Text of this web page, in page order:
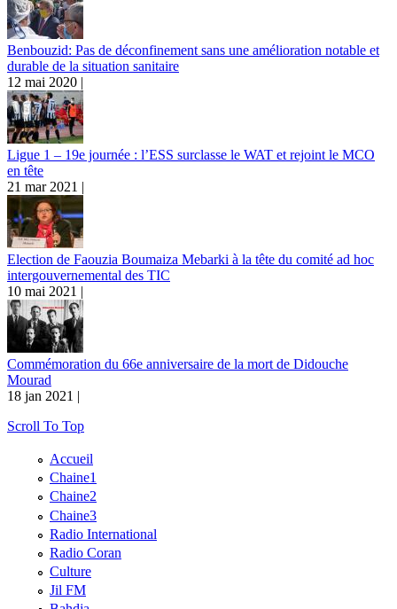
Benbouzid: Pas de déconfinement sans une amélioration notable et
durable de la situation sanitaire
12 mai 2020 |
Ligue 1 – 19e journée : l’ESS surclasse le WAT et rejoint le MCO
en tête
21 mar 2021 |
Election de Faouzia Boumaiza Mebarki à la tête du comité ad hoc
intergouvernemental des TIC
10 mai 2021 |
Commémoration du 66e anniversaire de la mort de Didouche
Mourad
18 jan 2021 |
Scroll To Top
Accueil
Chaine1
Chaine2
Chaine3
Radio International
Radio Coran
Culture
Jil FM